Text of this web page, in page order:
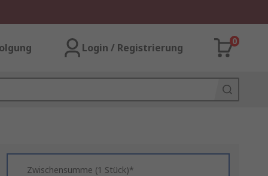
Login / Registrierung
0
Zwischensumme (1 Stück)*